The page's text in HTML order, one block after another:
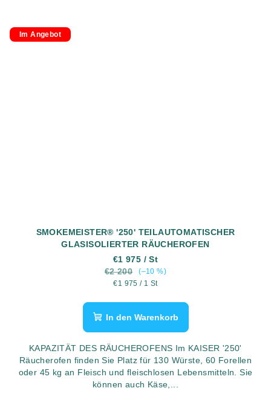
Im Angebot
SMOKEMEISTER® '250' TEILAUTOMATISCHER
GLASISOLIERTER RÄUCHEROFEN
€1 975 / St
€2 200
(–10 %)
Verkaufspreis:
€1 975 / 1 St
In den Warenkorb
KAPAZITÄT DES RÄUCHEROFENS Im KAISER '250'
Räucherofen finden Sie Platz für 130 Würste, 60 Forellen
oder 45 kg an Fleisch und fleischlosen Lebensmitteln. Sie
können auch Käse,...